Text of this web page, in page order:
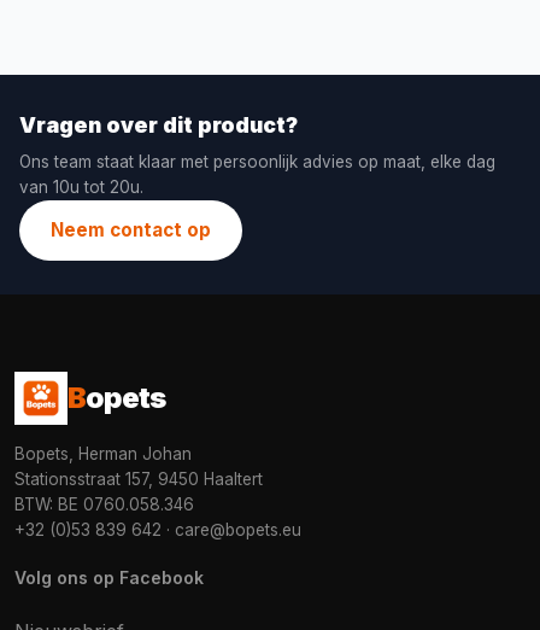
Vragen over dit product?
Ons team staat klaar met persoonlijk advies op maat, elke dag
van 10u tot 20u.
Neem contact op
Bopets
Bopets, Herman Johan
Stationsstraat 157, 9450 Haaltert
BTW: BE 0760.058.346
+32 (0)53 839 642 · care@bopets.eu
Volg ons op Facebook